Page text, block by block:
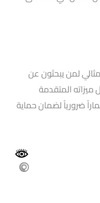
مثالي لمن يبحثون عن
المتقدمة
ضرورياً لضمان حماية